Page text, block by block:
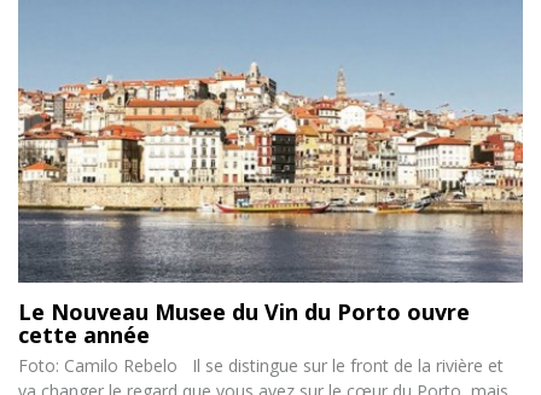
Le Nouveau Musee du Vin du Porto ouvre
cette année
Foto: Camilo Rebelo Il se distingue sur le front de la rivière et